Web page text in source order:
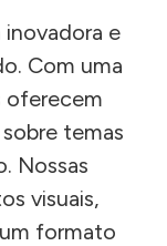
e
Com uma
oferecem
temas
Nossas
visuais,
formato